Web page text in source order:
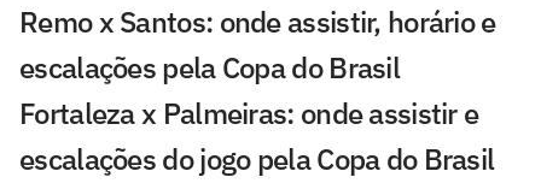
Remo x Santos: onde assistir, horário e
escalações pela Copa do Brasil
Fortaleza x Palmeiras: onde assistir e
escalações do jogo pela Copa do Brasil